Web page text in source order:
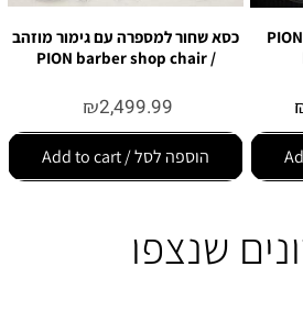
כסא למספרה בצבע חום / PION
כסא שחור למספרה עם גימור מוזהב
/ PION barber shop chair
₪2,499.99
הוספה לסל / Add to cart
שנצפו